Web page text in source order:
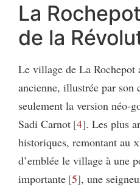
La
de la
Le village de La Rochepot
ancienne, illustrée par son
seulement la version néo-
Sadi Carnot 4 . Les plus
historiques, remontant au
d’emblée le village à une
importante 5 , une